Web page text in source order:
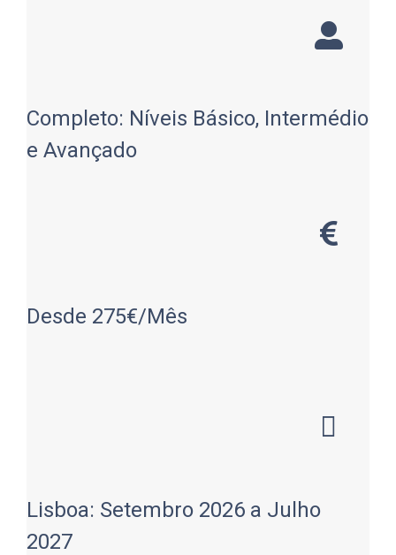
Completo: Níveis Básico, Intermédio
e Avançado
Desde 275€/Mês
Lisboa: Setembro 2026 a Julho
2027